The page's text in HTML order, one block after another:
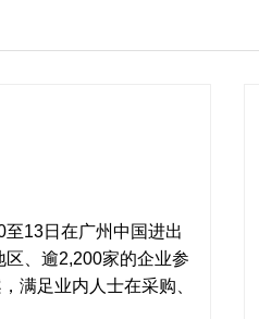
13日在广州中国进出
、逾2,200家的企业参
满足业内人士在采购、